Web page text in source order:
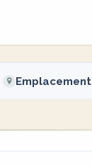
Emplacement